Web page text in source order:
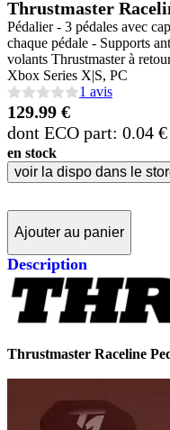
Thrustmaster
Pédalier - 3 pédales avec
chaque pédale - Supports
volants Thrustmaster à
Xbox Series X|S, PC
1 avis
129.99 €
dont ECO part: 0.04 €
en stock
voir la dispo dans le
Ajouter au panier
Description
Thrustmaster Raceline